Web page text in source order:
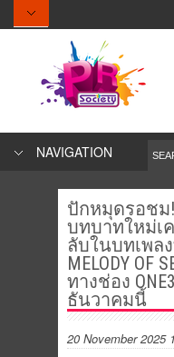
NAVIGATION
ปักหมุดรอชม
บทบาทใหม่เ
ลับในบทเพล
MELODY OF
ทางช่อง
ธันวาคมนี้
20 November 2025